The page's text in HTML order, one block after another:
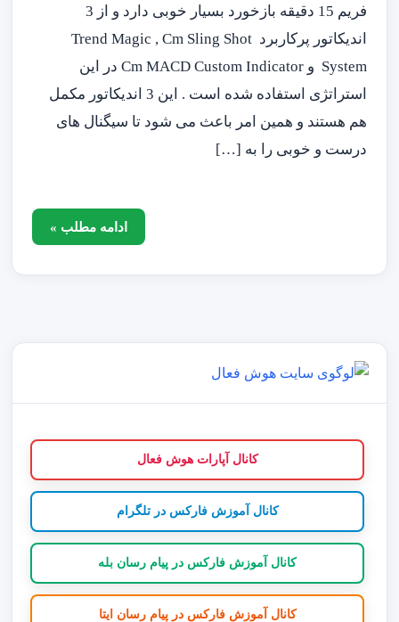
فریم 15 دقیقه بازخورد بسیار خوبی دارد و از 3
اندیکاتور پرکاربرد Trend Magic , Cm Sling Shot
System و Cm MACD Custom Indicator در این
استراتژی استفاده شده است . این 3 اندیکاتور مکمل
هم هستند و همین امر باعث می شود تا سیگنال های
درست و خوبی را به […]
ادامه مطلب »
کانال آپارات هوش فعال
کانال آموزش فارکس در تلگرام
کانال آموزش فارکس در پیام رسان بله
کانال آموزش فارکس در پیام رسان ایتا